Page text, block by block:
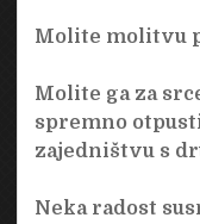
Molite molitvu
Molite ga za
spremno
zajedništvu s
Neka radost